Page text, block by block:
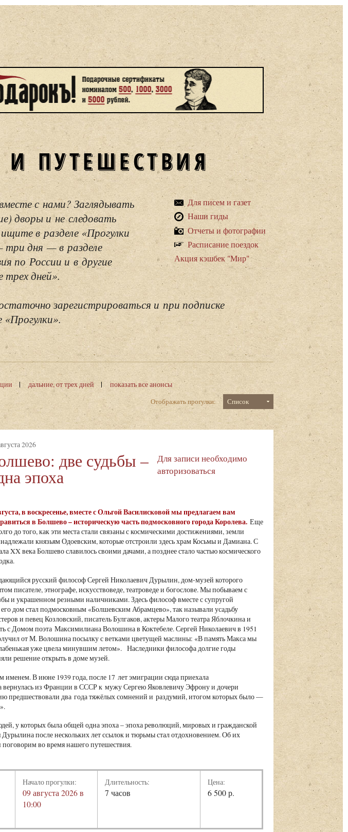
И ПУТЕШЕСТВИЯ
Для писем и газет
Наши гиды
Отчеты и фотографии
Расписание поездок
Акция кэшбек "Мир"
с нами? Заглядывать
дворы и не следовать
в разделе «Прогулки
три дня — в разделе
по России и в другие
трех дней».
зарегистрироваться и при подписке
дальние, от трех дней
показать все анонсы
Отображать прогулки:
Список
2026
две судьбы –
эпоха
Для записи необходимо
авторизоваться
, в воскресенье, вместе с Ольгой Василисковой мы предлагаем вам
в Болшево – историческую часть подмосковного города Королева. Еще
до того, как эти места стали связаны с космическими достижениями, земли
князьям Одоевским, которые отстроили здесь храм Косьмы и Дамиана. С
XX века Болшево славилось своими дачами, а позднее стало частью космического
русский философ Сергей Николаевич Дурылин, дом-музей которого
писателе, этнографе, искусствоведе, театроведе и богослове. Мы побываем с
и украшенном резными наличниками. Здесь философ вместе с супругой
дом стал подмосковным «Болшевским Абрамцево», так называли усадьбу
и певец Козловский, писатель Булгаков, актеры Малого театра Яблочкина и
с Домом поэта Максимилиана Волошина в Коктебеле. Сергей Николаевич в 1951
от М. Волошина посылку с ветками цветущей маслины: «В память Макса мы
уже цвела минувшим летом». Наследники философа долгие годы
решение открыть в доме музей.
В июне 1939 года, после 17 лет эмиграции сюда приехала
из Франции в СССР к мужу Сергею Яковлевичу Эфрону и дочери
два года тяжёлых сомнений и раздумий, итогом которых было —
у которых была общей одна эпоха – эпоха революций, мировых и гражданской
после нескольких лет ссылок и тюрьмы стал отдохновением. Об их
поговорим во время нашего путешествия.
Начало прогулки:
09 августа 2026 в
10:00
Длительность:
7 часов
Цена:
6 500 р.